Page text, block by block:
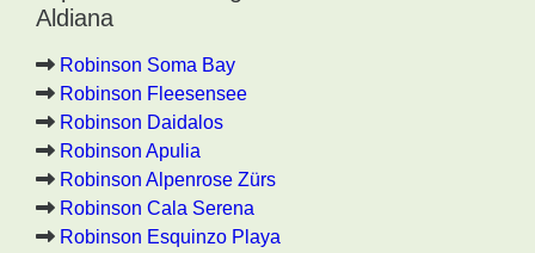
Aldiana
Robinson Soma Bay
Robinson Fleesensee
Robinson Daidalos
Robinson Apulia
Robinson Alpenrose Zürs
Robinson Cala Serena
Robinson Esquinzo Playa